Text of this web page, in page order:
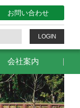
お問い合わせ
LOGIN
会社案内
お問い合わせ